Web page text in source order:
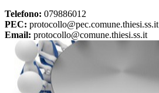
Telefono: 079886012
PEC: protocollo@pec.comune.thiesi.ss.it
Email: protocollo@comune.thiesi.ss.it